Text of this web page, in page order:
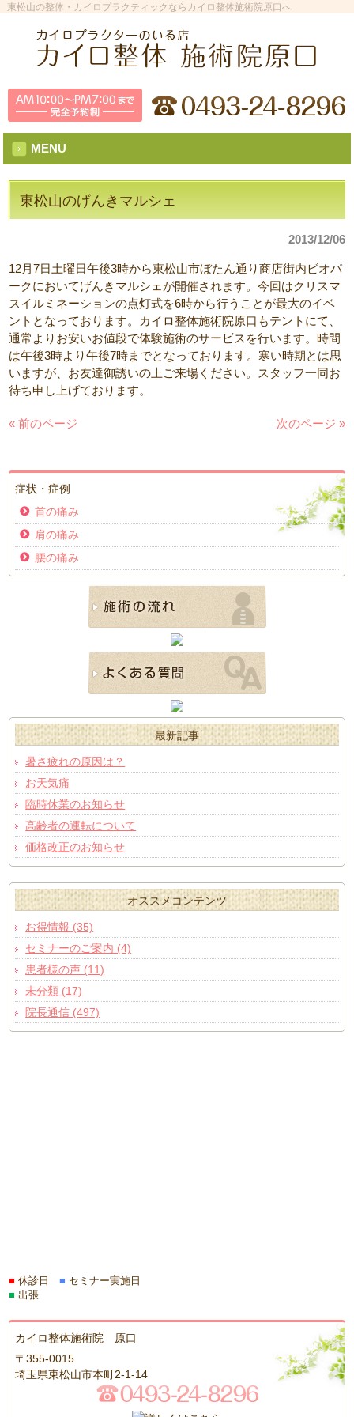
東松山の整体・カイロプラクティックならカイロ整体施術院原口へ
MENU
東松山のげんきマルシェ
2013/12/06
12月7日土曜日午後3時から東松山市ぼたん通り商店街内ビオパ
ークにおいてげんきマルシェが開催されます。今回はクリスマ
スイルミネーションの点灯式を6時から行うことが最大のイベ
ントとなっております。カイロ整体施術院原口もテントにて、
通常よりお安いお値段で体験施術のサービスを行います。時間
は午後3時より午後7時までとなっております。寒い時期とは思
いますが、お友達御誘いの上ご来場ください。スタッフ一同お
待ち申し上げております。
« 前のページ 次のページ »
症状・症例
首の痛み
肩の痛み
腰の痛み
最新記事
暑さ疲れの原因は？
お天気痛
臨時休業のお知らせ
高齢者の運転について
価格改正のお知らせ
オススメコンテンツ
お得情報 (35)
セミナーのご案内 (4)
患者様の声 (11)
未分類 (17)
院長通信 (497)
■ 休診日■ セミナー実施日
■ 出張
カイロ整体施術院 原口
〒355-0015
埼玉県東松山市本町2-1-14